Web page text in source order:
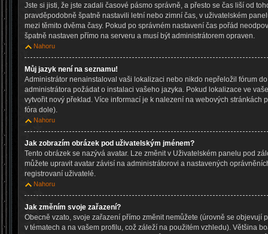
Jste si jisti, že jste zadali časové pásmo správně, a přesto se čas liší od
pravděpodobně špatně nastavili letní nebo zimní čas, v uživatelském
mezi těmito dvěma časy. Pokud po správném nastavení čas pořád
špatně nastaven přímo na serveru a musí být administrátorem opraven.
Nahoru
Můj jazyk není na seznamu!
Administrátor nenainstaloval vaši lokalizaci nebo nikdo nepřeložil fórum
administrátora požádat o instalaci vašeho jazyka. Pokud lokalizace ve
vytvořit nový překlad. Více informací je k nalezení na webových stránkách
fóra dole).
Nahoru
Jak zobrazím obrázek pod uživatelským jménem?
Tento obrázek se nazývá avatar. Lze změnit v Uživatelském panelu pod
můžete upravit avatar závisí na administrátorovi a nastavených
registrovaní uživatelé.
Nahoru
Jak změním svoje zařazení?
Obecně vzato, svoje zařazení přímo změnit nemůžete (úrovně se objevují
v tématech a na vašem profilu, což záleží na použitém vzhledu). Většina